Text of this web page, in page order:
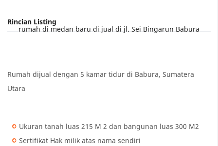
rumah di medan baru di jual di jl. Sei Bingarun Babura
Rumah dijual dengan 5 kamar tidur di Babura, Sumatera
Utara
Ukuran tanah luas 215 M 2 dan bangunan luas 300 M2
Sertifikat Hak milik atas nama sendiri